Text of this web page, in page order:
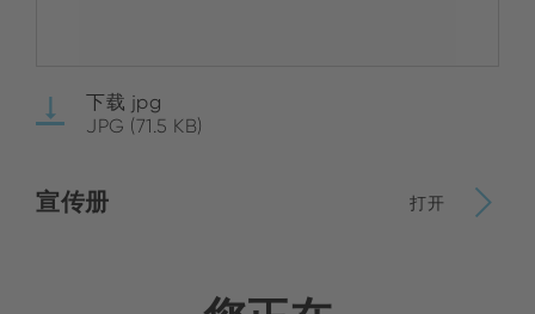
下载 jpg
JPG (71.5 KB)
宣传册 打开